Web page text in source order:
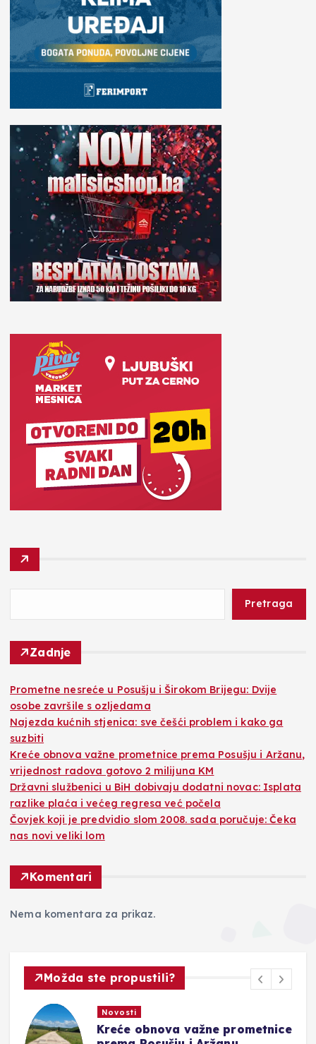
Pretraga
Zadnje
Prometne nesreće u Posušju i Širokom Brijegu: Dvije
osobe završile s ozljedama
Najezda kućnih stjenica: sve češći problem i kako ga
suzbiti
Kreće obnova važne prometnice prema Posušju i Aržanu,
vrijednost radova gotovo 2 milijuna KM
Državni službenici u BiH dobivaju dodatni novac: Isplata
razlike plaća i većeg regresa već počela
Čovjek koji je predvidio slom 2008. sada poručuje: Čeka
nas novi veliki lom
Komentari
Nema komentara za prikaz.
Možda ste propustili?
Novosti
Kreće obnova važne prometnice